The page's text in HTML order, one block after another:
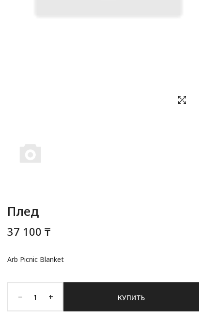
Плед
37 100 ₸
Arb Picnic Blanket
− + КУПИТЬ